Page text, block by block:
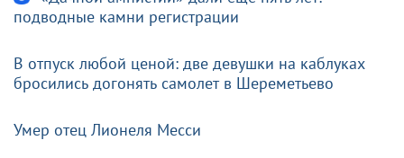
подводные камни регистрации
В отпуск любой ценой: две девушки на каблуках
бросились догонять самолет в Шереметьево
Умер отец Лионеля Месси